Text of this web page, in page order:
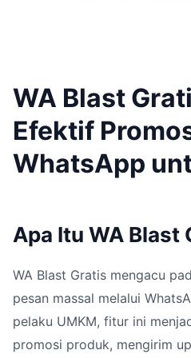
WA Blast
Efektif
WhatsApp
Apa Itu WA Blast
WA Blast Gratis mengacu
pesan massal melalui
pelaku UMKM, fitur ini
promosi produk, mengirim